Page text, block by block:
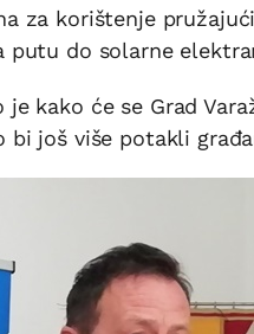
za korištenje
putu do solarne
je kako će se Grad
još više potakli